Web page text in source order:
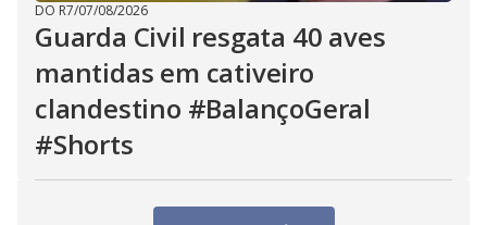
DO R7/07/08/2026
Guarda Civil resgata 40 aves
mantidas em cativeiro
clandestino #BalançoGeral
#Shorts